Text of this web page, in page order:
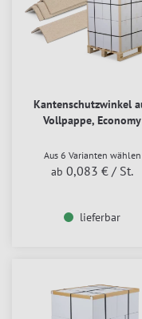
Kantenschutzwinkel
Vollpappe, Economy
Aus 6 Varianten wählen
ab 0,083 € / St.
lieferbar